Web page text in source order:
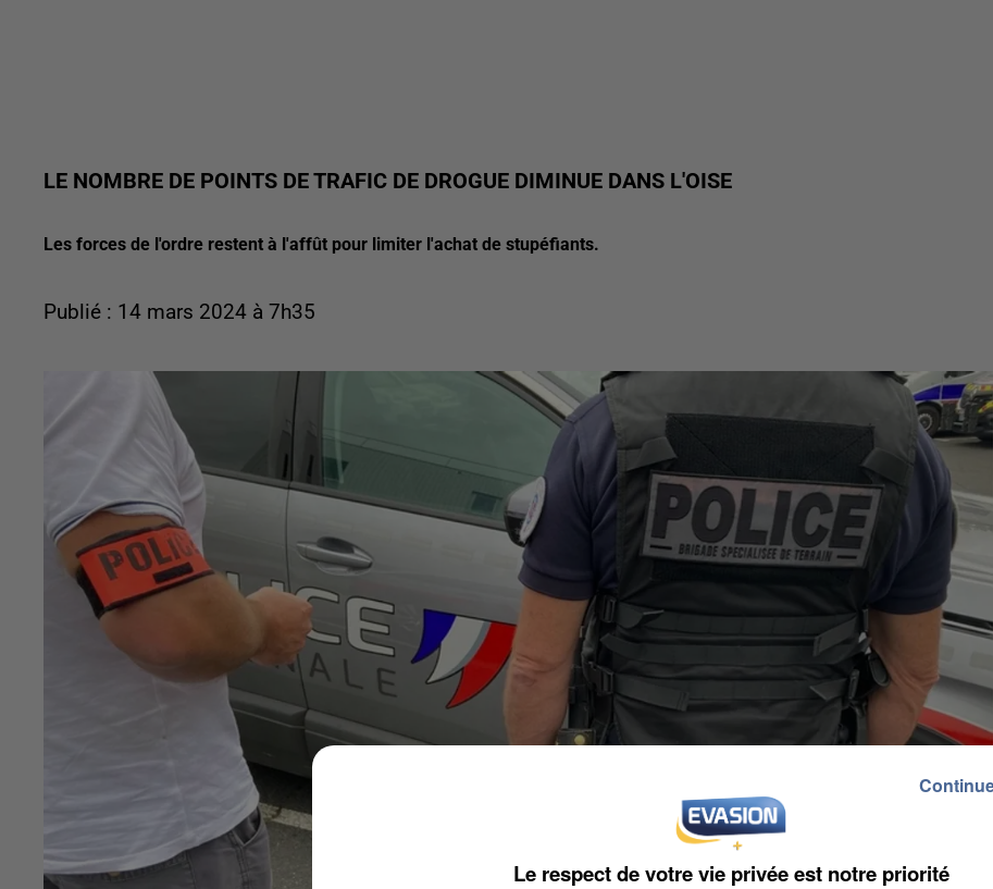
LE NOMBRE DE POINTS DE TRAFIC DE DROGUE DIMINUE DANS L'OISE
Les forces de l'ordre restent à l'affût pour limiter l'achat de stupéfiants.
Publié : 14 mars 2024 à 7h35
Le respect de votre vie privée est notre priorité